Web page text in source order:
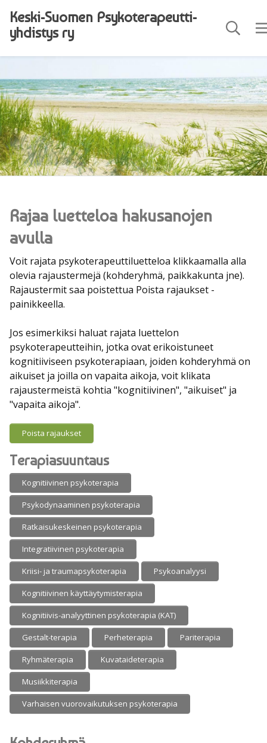
Keski-Suomen Psyko­terapeutti­
yhdistys ry
Rajaa luetteloa hakusanojen
avulla
Voit rajata psykoterapeuttiluetteloa klikkaamalla alla
olevia rajaustermejä (kohderyhmä, paikkakunta jne).
Rajaustermit saa poistettua Poista rajaukset -
painikkeella.
Jos esimerkiksi haluat rajata luettelon
psykoterapeutteihin, jotka ovat erikoistuneet
kognitiiviseen psykoterapiaan, joiden kohderyhmä on
aikuiset ja joilla on vapaita aikoja, voit klikata
rajaustermeistä kohtia "kognitiivinen", "aikuiset" ja
"vapaita aikoja".
Poista rajaukset
Terapiasuuntaus
Kognitiivinen psykoterapia
Psykodynaaminen psykoterapia
Ratkaisukeskeinen psykoterapia
Integratiivinen psykoterapia
Kriisi- ja traumapsykoterapia Psykoanalyysi
Kognitiivinen käyttäytymisterapia
Kognitiivis-analyyttinen psykoterapia (KAT)
Gestalt-terapia Perheterapia Pariterapia
Ryhmäterapia Kuvataideterapia
Musiikkiterapia
Varhaisen vuorovaikutuksen psykoterapia